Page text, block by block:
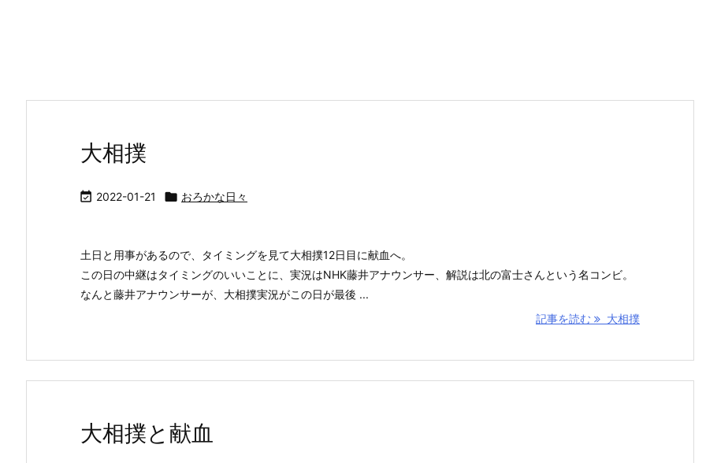
大相撲
 2022-01-21  おろかな日々
土日と用事があるので、タイミングを見て大相撲12日目に献血へ。
この日の中継はタイミングのいいことに、実況はNHK藤井アナウンサー、解説は北の富士さんという名コンビ。
なんと藤井アナウンサーが、大相撲実況がこの日が最後 ...
記事を読む
大相撲
大相撲と献血